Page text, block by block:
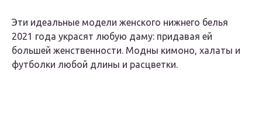
Эти идеальные модели женского нижнего белья
2021 года украсят любую даму: придавая ей
большей женственности. Модны кимоно, халаты и
футболки любой длины и расцветки.